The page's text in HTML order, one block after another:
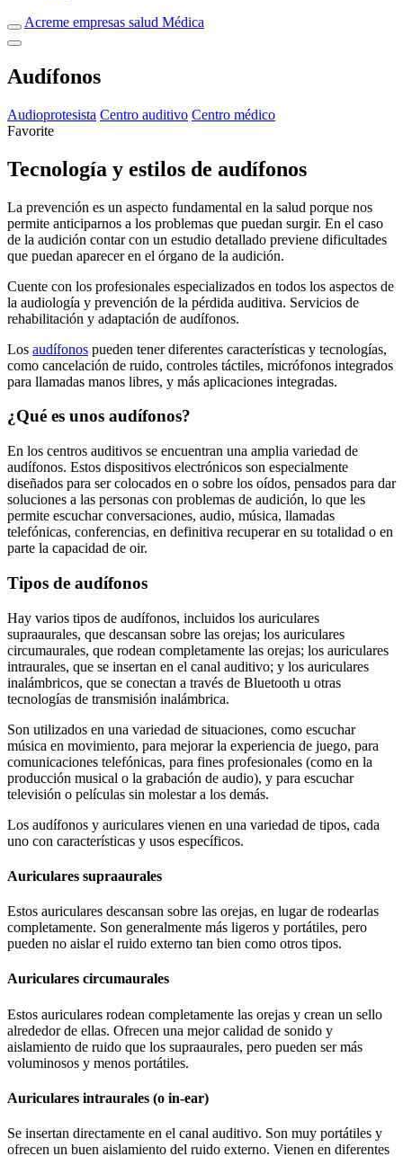
Acreme empresas salud Médica
Audífonos
Audioprotesista Centro auditivo Centro médico
Favorite
Tecnología y estilos de audífonos
La prevención es un aspecto fundamental en la salud porque nos
permite anticiparnos a los problemas que puedan surgir. En el caso
de la audición contar con un estudio detallado previene dificultades
que puedan aparecer en el órgano de la audición.
Cuente con los profesionales especializados en todos los aspectos de
la audiología y prevención de la pérdida auditiva. Servicios de
rehabilitación y adaptación de audífonos.
Los audífonos pueden tener diferentes características y tecnologías,
como cancelación de ruido, controles táctiles, micrófonos integrados
para llamadas manos libres, y más aplicaciones integradas.
¿Qué es unos audífonos?
En los centros auditivos se encuentran una amplia variedad de
audífonos. Estos dispositivos electrónicos son especialmente
diseñados para ser colocados en o sobre los oídos, pensados para dar
soluciones a las personas con problemas de audición, lo que les
permite escuchar conversaciones, audio, música, llamadas
telefónicas, conferencias, en definitiva recuperar en su totalidad o en
parte la capacidad de oir.
Tipos de audífonos
Hay varios tipos de audífonos, incluidos los auriculares
supraaurales, que descansan sobre las orejas; los auriculares
circumaurales, que rodean completamente las orejas; los auriculares
intraurales, que se insertan en el canal auditivo; y los auriculares
inalámbricos, que se conectan a través de Bluetooth u otras
tecnologías de transmisión inalámbrica.
Son utilizados en una variedad de situaciones, como escuchar
música en movimiento, para mejorar la experiencia de juego, para
comunicaciones telefónicas, para fines profesionales (como en la
producción musical o la grabación de audio), y para escuchar
televisión o películas sin molestar a los demás.
Los audífonos y auriculares vienen en una variedad de tipos, cada
uno con características y usos específicos.
Auriculares supraaurales
Estos auriculares descansan sobre las orejas, en lugar de rodearlas
completamente. Son generalmente más ligeros y portátiles, pero
pueden no aislar el ruido externo tan bien como otros tipos.
Auriculares circumaurales
Estos auriculares rodean completamente las orejas y crean un sello
alrededor de ellas. Ofrecen una mejor calidad de sonido y
aislamiento de ruido que los supraaurales, pero pueden ser más
voluminosos y menos portátiles.
Auriculares intraurales (o in-ear)
Se insertan directamente en el canal auditivo. Son muy portátiles y
ofrecen un buen aislamiento del ruido externo. Vienen en diferentes